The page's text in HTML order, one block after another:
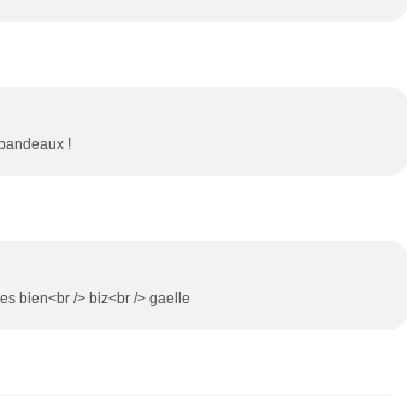
!
bien<br /> biz<br /> gaelle